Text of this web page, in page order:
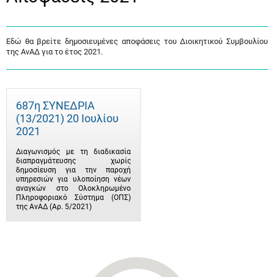
Εδώ θα βρείτε δημοσιευμένες αποφάσεις του Διοικητικού Συμβουλίου
της ΑνΑΔ για το έτος 2021.
687η ΣΥΝΕΔΡΙΑ
(13/2021) 20 Ιουλίου
2021
Διαγωνισμός με τη διαδικασία
διαπραγμάτευσης χωρίς
δημοσίευση για την παροχή
υπηρεσιών για υλοποίηση νέων
αναγκών στο Ολοκληρωμένο
Πληροφοριακό Σύστημα (ΟΠΣ)
της ΑνΑΔ (Αρ. 5/2021)